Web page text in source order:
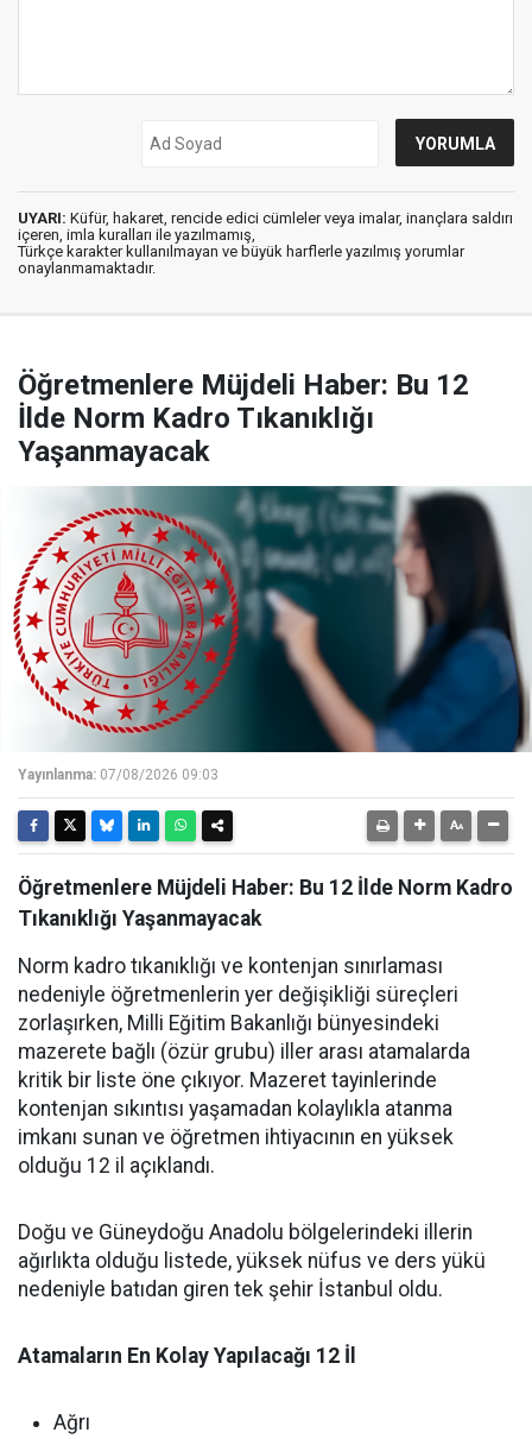
UYARI: Küfür, hakaret, rencide edici cümleler veya imalar, inançlara saldırı
içeren, imla kuralları ile yazılmamış,
Türkçe karakter kullanılmayan ve büyük harflerle yazılmış yorumlar
onaylanmamaktadır.
Öğretmenlere Müjdeli Haber: Bu 12
İlde Norm Kadro Tıkanıklığı
Yaşanmayacak
Yayınlanma: 07/08/2026 09:03
Öğretmenlere Müjdeli Haber: Bu 12 İlde Norm Kadro
Tıkanıklığı Yaşanmayacak
Norm kadro tıkanıklığı ve kontenjan sınırlaması
nedeniyle öğretmenlerin yer değişikliği süreçleri
zorlaşırken, Milli Eğitim Bakanlığı bünyesindeki
mazerete bağlı (özür grubu) iller arası atamalarda
kritik bir liste öne çıkıyor. Mazeret tayinlerinde
kontenjan sıkıntısı yaşamadan kolaylıkla atanma
imkanı sunan ve öğretmen ihtiyacının en yüksek
olduğu 12 il açıklandı.
Doğu ve Güneydoğu Anadolu bölgelerindeki illerin
ağırlıkta olduğu listede, yüksek nüfus ve ders yükü
nedeniyle batıdan giren tek şehir İstanbul oldu.
Atamaların En Kolay Yapılacağı 12 İl
Ağrı